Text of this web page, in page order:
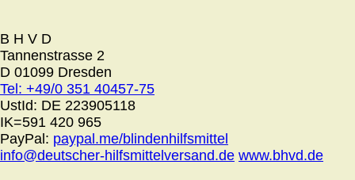
B H V D
Tannenstrasse 2
D 01099 Dresden
Tel: +49/0 351 40457-75
UstId: DE 223905118
IK=591 420 965
PayPal: paypal.me/blindenhilfsmittel
info@deutscher-hilfsmittelversand.de www.bhvd.de